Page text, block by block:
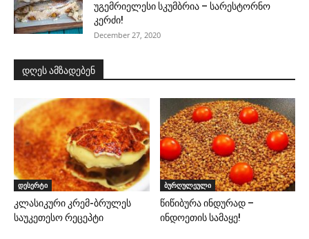
უგემრიელესი სკუმბრია – სარესტორნო
კერძი!
December 27, 2020
დღეს ამზადებენ
დესერტი
კლასიკური კრემ-ბრულეს
საუკეთესო რეცეპტი
ბურღულეული
წიწიბურა ინდურად –
ინდოეთის სამაყე!